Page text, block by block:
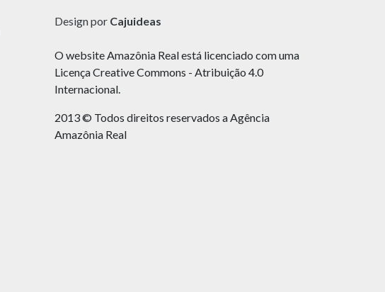
Design por Cajuideas
O website Amazônia Real está licenciado com uma
Licença Creative Commons - Atribuição 4.0
Internacional.
2013 © Todos direitos reservados a Agência
Amazônia Real